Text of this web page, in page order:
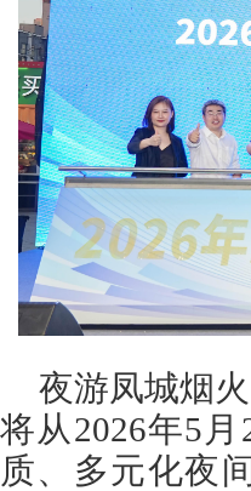
夜游凤城烟
将从2026年5
质、多元化夜